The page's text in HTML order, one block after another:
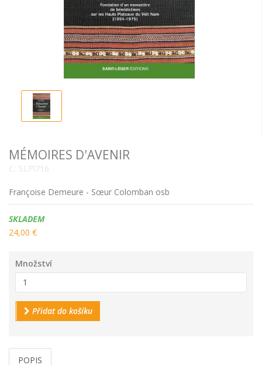
MÉMOIRES D'AVENIR
č.: SLPl716
Françoise Demeure - Sœur Colomban osb
Dostupnost:
SKLADEM
24,00 €
Množství
Přidat do košíku
POPIS